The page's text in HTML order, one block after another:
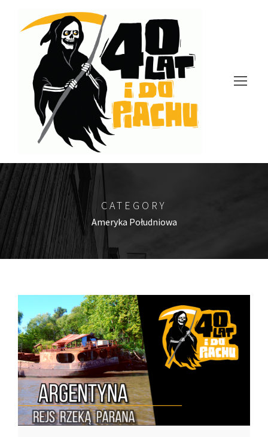
CATEGORY
Ameryka Południowa